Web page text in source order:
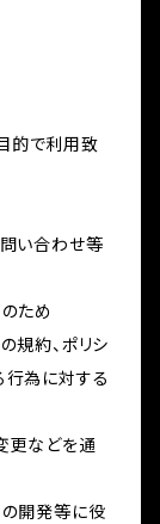
的で利用致
問い合わせ等
ため
規約、ポリシ
行為に対する
更などを通
の開発等に役